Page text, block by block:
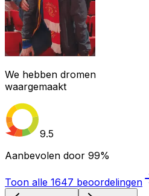
We hebben dromen
waargemaakt
9.5
Aanbevolen door 99%
Toon alle 1647 beoordelingen